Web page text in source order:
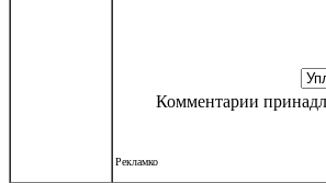
Комментарии
Рекламко